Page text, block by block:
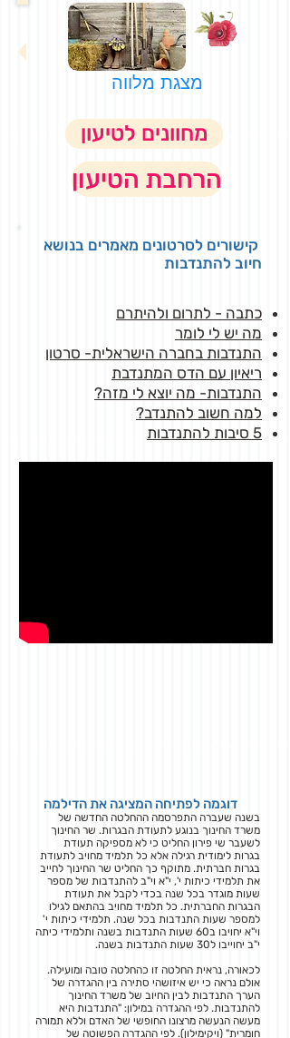
מצגת מלווה
מחוונים לטיעון
הרחבת הטיעון
קישורים לסרטונים מאמרים בנושא
חיוב להתנדבות
כתבה - לתרום ולהיתרם
מה יש לי לומר
התנדבות בחברה הישראלית- סרטון
ריאיון עם הדס המתנדבת
התנדבות- מה יוצא לי מזה?
למה חשוב להתנדב?
5 סיבות להתנדבות
בשנה שעברה התפרסמה ההחלטה החדשה של
משרד החינוך בנוגע לתעודת הבגרות. שר החינוך
לשעבר שי פירון החליט כי לא מספיקה תעודת
בגרות לימודית רגילה אלא כל תלמיד מחויב לתעודת
בגרות חברתית. מתוקף כך החליט שר החינוך לחייב
את תלמידי כיתות י', י"א וי"ב להתנדבות של מספר
שעות מוגדר בכל שנה בכדי לקבל את תעודת
הבגרות החברתית. כל תלמיד מחויב בהתאם לגילו
למספר שעות התנדבות בכל שנה. תלמידי כיתות י'
וי"א יחויבו ב60 שעות התנדבות בשנה ותלמידי כיתה
י"ב יחוייבו ל30 שעות התנדבות בשנה.
לכאורה, נראית החלטה זו כהחלטה טובה ומועילה.
אולם נראה כי יש איזושהי סתירה בין ההגדרה של
הערך התנדבות לבין החיוב של משרד החינוך
להתנדבות. לפי ההגדרה במילון: "התנדבות היא
מעשה הנעשה מרצונו החופשי של האדם וללא תמורה
חומרית" (ויקימילון). לפי ההגדרה הפשוטה של
דוגמה לפתיחה המציגה את הדילמה